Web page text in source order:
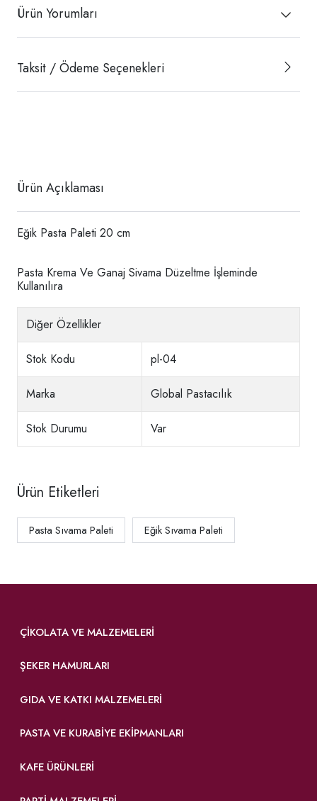
Ürün Yorumları
Taksit / Ödeme Seçenekleri
Ürün Açıklaması
Eğik Pasta Paleti 20 cm
Pasta Krema Ve Ganaj Sivama Düzeltme İşleminde
Kullanılıra
Diğer Özellikler
Stok Kodu pl-04
Marka Global Pastacılık
Stok Durumu Var
Ürün Etiketleri
Pasta Sıvama Paleti Eğik Sıvama Paleti
ÇIKOLATA VE MALZEMELERI
ŞEKER HAMURLARI
GIDA VE KATKI MALZEMELERI
PASTA VE KURABIYE EKIPMANLARI
KAFE ÜRÜNLERI